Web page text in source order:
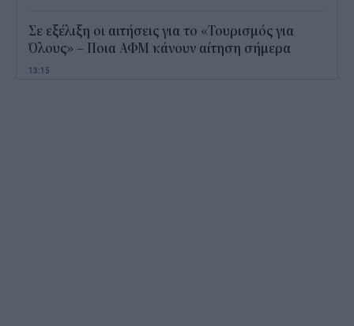
Σε εξέλιξη οι αιτήσεις για το «Τουρισμός για
Όλους» – Ποια ΑΦΜ κάνουν αίτηση σήμερα
13:15